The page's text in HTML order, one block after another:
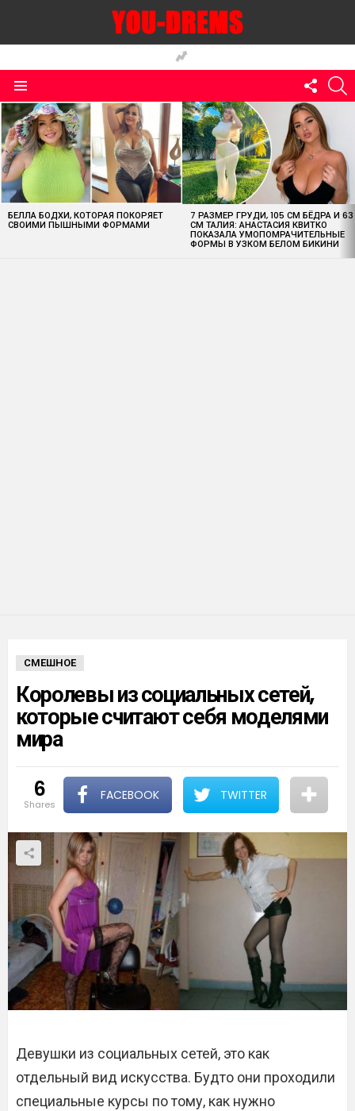
US
MOST
VIEWED
STORIES
БЕЛЛА БОДХИ, КОТОРАЯ ПОКОРЯЕТ
СВОИМИ ПЫШНЫМИ ФОРМАМИ
7 РАЗМЕР ГРУДИ, 105 СМ БЁДРА И 63
СМ ТАЛИЯ: АНАСТАСИЯ КВИТКО
ПОКАЗАЛА УМОПОМРАЧИТЕЛЬНЫЕ
ФОРМЫ В УЗКОМ БЕЛОМ БИКИНИ
СМЕШНОЕ
Королевы из социальных сетей,
которые считают себя моделями
мира
6
shares
FACEBOOK TWITTER
Девушки из социальных сетей, это как
отдельный вид искусства. Будто они проходили
специальные курсы по тому, как нужно